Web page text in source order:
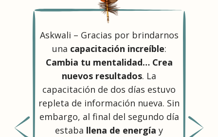
Askwali – Gracias por brindarnos
una capacitación increíble:
Cambia tu mentalidad… Crea
nuevos resultados. La
capacitación de dos días estuvo
repleta de información nueva. Sin
embargo, al final del segundo día
estaba llena de energía y